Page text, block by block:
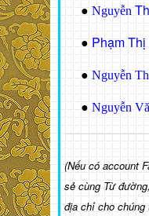
● Nguyễn
● Phạm
● Nguyễn
● Nguyễn
(Nếu có account
sẻ cùng Từ
địa chỉ cho chúng